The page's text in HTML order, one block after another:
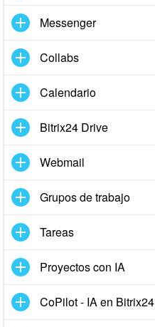
Messenger
Collabs
Calendario
Bitrix24 Drive
Webmail
Grupos de trabajo
Tareas
Proyectos con IA
CoPilot - IA en Bitrix24